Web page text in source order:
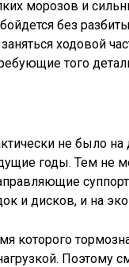
морозов и
без
ходовой
того
не было на
годы. Тем не
и дисков, и на
которого
Поэтому